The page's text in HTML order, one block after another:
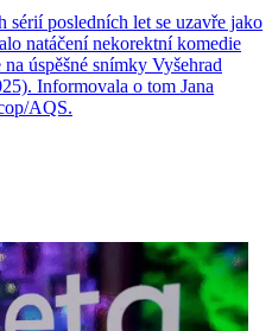
sérií posledních let se uzavře jako
natáčení nekorektní komedie
úspěšné snímky Vyšehrad
Informovala o tom Jana
AQS.